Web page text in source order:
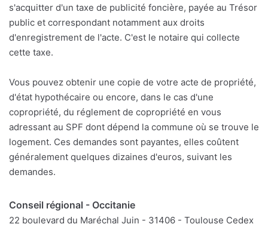
s'acquitter d'un taxe de publicité foncière, payée au Trésor
public et correspondant notamment aux droits
d'enregistrement de l'acte. C'est le notaire qui collecte
cette taxe.
Vous pouvez obtenir une copie de votre acte de propriété,
d'état hypothécaire ou encore, dans le cas d'une
copropriété, du réglement de copropriété en vous
adressant au SPF dont dépend la commune où se trouve le
logement. Ces demandes sont payantes, elles coûtent
généralement quelques dizaines d'euros, suivant les
demandes.
Conseil régional - Occitanie
22 boulevard du Maréchal Juin - 31406 - Toulouse Cedex